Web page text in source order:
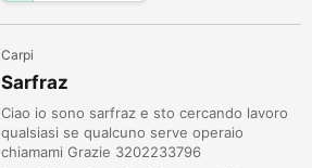
Carpi
Sarfraz
Ciao io sono sarfraz e sto cercando lavoro
qualsiasi se qualcuno serve operaio
chiamami Grazie 3202233796